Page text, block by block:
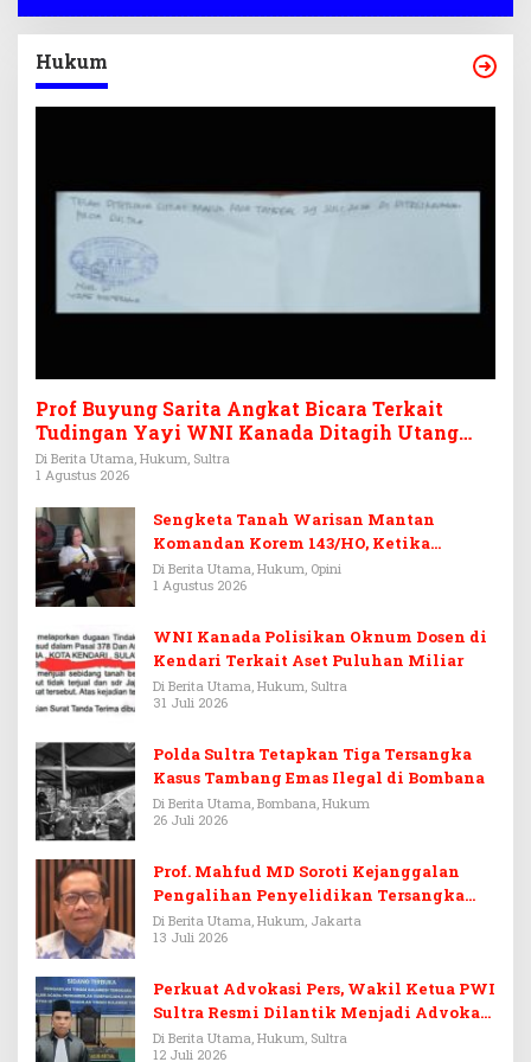
Hukum
Prof Buyung Sarita Angkat Bicara Terkait
Tudingan Yayi WNI Kanada Ditagih Utang
Rp3,6 Miliar
Di Berita Utama, Hukum, Sultra
1 Agustus 2026
Sengketa Tanah Warisan Mantan
Komandan Korem 143/HO, Ketika
Warisan Menjadi Arena Pemerasan
Di Berita Utama, Hukum, Opini
1 Agustus 2026
WNI Kanada Polisikan Oknum Dosen di
Kendari Terkait Aset Puluhan Miliar
Di Berita Utama, Hukum, Sultra
31 Juli 2026
Polda Sultra Tetapkan Tiga Tersangka
Kasus Tambang Emas Ilegal di Bombana
Di Berita Utama, Bombana, Hukum
26 Juli 2026
Prof. Mahfud MD Soroti Kejanggalan
Pengalihan Penyelidikan Tersangka
Febrie Adriansyah
Di Berita Utama, Hukum, Jakarta
13 Juli 2026
Perkuat Advokasi Pers, Wakil Ketua PWI
Sultra Resmi Dilantik Menjadi Advokat
PERADI
Di Berita Utama, Hukum, Sultra
12 Juli 2026